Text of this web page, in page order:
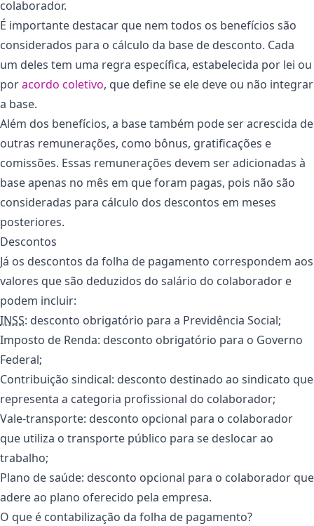
colaborador.
É importante destacar que nem todos os benefícios são
considerados para o cálculo da base de desconto. Cada
um deles tem uma regra específica, estabelecida por lei ou
poracordo coletivo, que define se ele deve ou não integrar
a base.
Além dos benefícios, a base também pode ser acrescida de
outras remunerações, como bônus, gratificações e
comissões. Essas remunerações devem ser adicionadas à
base apenas no mês em que foram pagas, pois não são
consideradas para cálculo dos descontos em meses
posteriores.
Descontos
Já os descontos da folha de pagamento correspondem aos
valores que são deduzidos do salário do colaborador e
podem incluir:
INSS: desconto obrigatório para a Previdência Social;
Imposto de Renda: desconto obrigatório para o Governo
Federal;
Contribuição sindical: desconto destinado ao sindicato que
representa a categoria profissional do colaborador;
Vale-transporte: desconto opcional para o colaborador
que utiliza o transporte público para se deslocar ao
trabalho;
Plano de saúde: desconto opcional para o colaborador que
adere ao plano oferecido pela empresa.
O que é contabilização da folha de pagamento?